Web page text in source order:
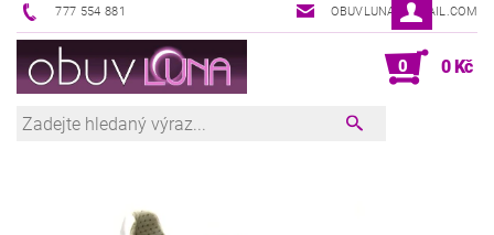
777 554 881 OBUVLUNA@GMAIL.COM
0 0 Kč